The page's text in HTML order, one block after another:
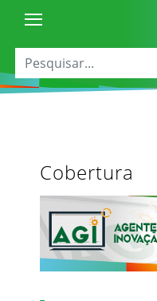
Cobertura